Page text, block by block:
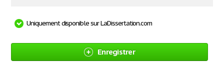
Uniquement disponible sur LaDissertation.com
Enregistrer